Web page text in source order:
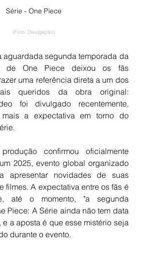
Série - One Piece
(Foto: Divulgação)
aguardada segunda temporada da
de One Piece deixou os fãs
uma referência direta a um dos
queridos da obra original:
foi divulgado recentemente,
a expectativa em torno do
confirmou oficialmente
2025, evento global organizado
apresentar novidades de suas
filmes. A expectativa entre os fãs é
até o momento, "a segunda
Piece: A Série ainda não tem data
e a aposta é que esse mistério seja
durante o evento.